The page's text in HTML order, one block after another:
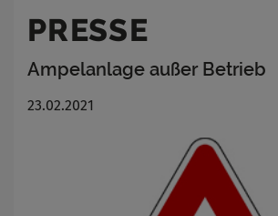
PRESSE
Ampelanlage außer Betrieb
23.02.2021